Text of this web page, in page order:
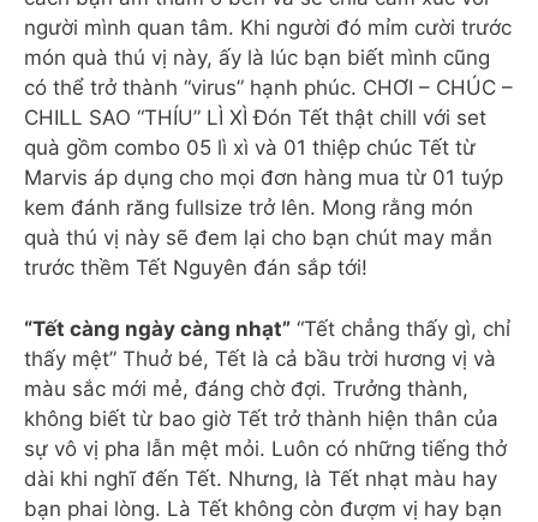
người mình quan tâm. Khi người đó mỉm cười trước
món quà thú vị này, ấy là lúc bạn biết mình cũng
có thể trở thành “virus” hạnh phúc. CHƠI – CHÚC –
CHILL SAO “THÍU” LÌ XÌ Đón Tết thật chill với set
quà gồm combo 05 lì xì và 01 thiệp chúc Tết từ
Marvis áp dụng cho mọi đơn hàng mua từ 01 tuýp
kem đánh răng fullsize trở lên. Mong rằng món
quà thú vị này sẽ đem lại cho bạn chút may mắn
trước thềm Tết Nguyên đán sắp tới!
“Tết càng ngày càng nhạt” “Tết chẳng thấy gì, chỉ
thấy mệt” Thuở bé, Tết là cả bầu trời hương vị và
màu sắc mới mẻ, đáng chờ đợi. Trưởng thành,
không biết từ bao giờ Tết trở thành hiện thân của
sự vô vị pha lẫn mệt mỏi. Luôn có những tiếng thở
dài khi nghĩ đến Tết. Nhưng, là Tết nhạt màu hay
bạn phai lòng. Là Tết không còn đượm vị hay bạn